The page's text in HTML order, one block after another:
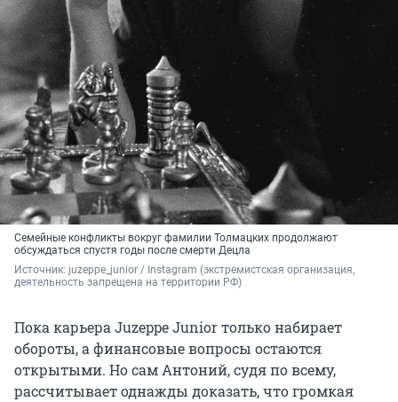
Семейные конфликты вокруг фамилии Толмацких продолжают
обсуждаться спустя годы после смерти Децла
Источник: juzeppe_junior / Instagram (экстремистская организация,
деятельность запрещена на территории РФ)
Пока карьера Juzeppe Junior только набирает
обороты, а финансовые вопросы остаются
открытыми. Но сам Антоний, судя по всему,
рассчитывает однажды доказать, что громкая